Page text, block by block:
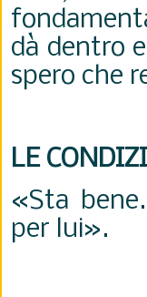
dà dentro
spero che
LE
«Sta
per lui».